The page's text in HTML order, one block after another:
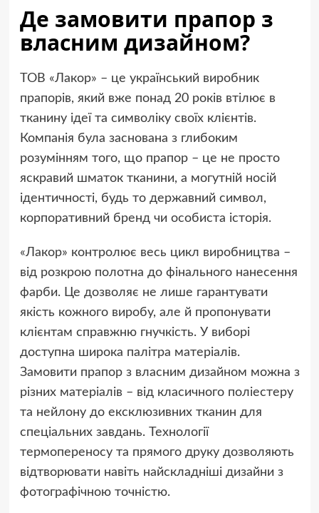
Де замовити прапор з
власним дизайном?
ТОВ «Лакор» – це український виробник
прапорів, який вже понад 20 років втілює в
тканину ідеї та символіку своїх клієнтів.
Компанія була заснована з глибоким
розумінням того, що прапор – це не просто
яскравий шматок тканини, а могутній носій
ідентичності, будь то державний символ,
корпоративний бренд чи особиста історія.
«Лакор» контролює весь цикл виробництва –
від розкрою полотна до фінального нанесення
фарби. Це дозволяє не лише гарантувати
якість кожного виробу, але й пропонувати
клієнтам справжню гнучкість. У виборі
доступна широка палітра матеріалів.
Замовити прапор з власним дизайном можна з
різних матеріалів – від класичного поліестеру
та нейлону до ексклюзивних тканин для
спеціальних завдань. Технології
термопереносу та прямого друку дозволяють
відтворювати навіть найскладніші дизайни з
фотографічною точністю.